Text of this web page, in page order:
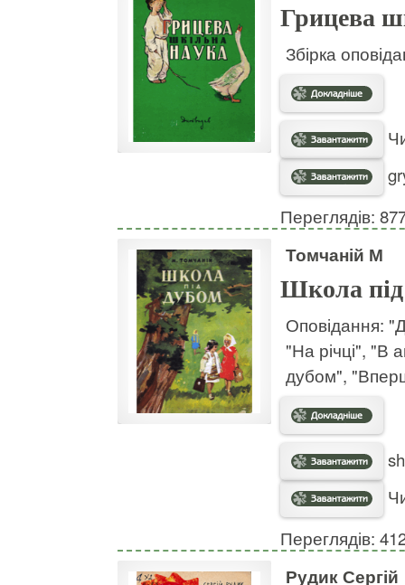
Грицева
Збірка
Переглядів:
Томчаній М
Школа
Оповідання:
"На річці", "В
дубом",
Переглядів:
Рудик Сергій